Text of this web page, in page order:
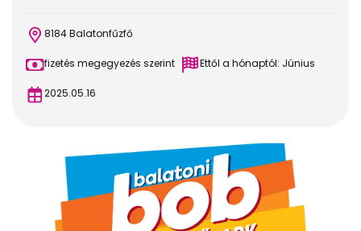
8184 Balatonfűzfő
fizetés megegyezés szerint Ettől a hónaptól: Június
2025.05.16